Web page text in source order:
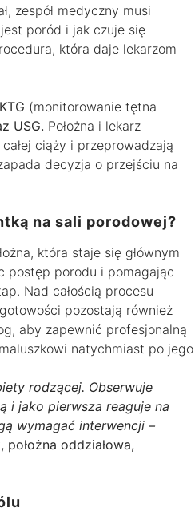
zespół medyczny musi
poród i jak czuje się
która daje lekarzom
(monitorowanie tętna
USG. Położna i lekarz
ciąży i przeprowadzają
decyzja o przejściu na
na sali porodowej?
która staje się głównym
postęp porodu i pomagając
Nad całością procesu
pozostają również
aby zapewnić profesjonalną
natychmiast po jego
rodzącej. Obserwuje
i jako pierwsza reaguje na
wymagać interwencji –
położna oddziałowa,